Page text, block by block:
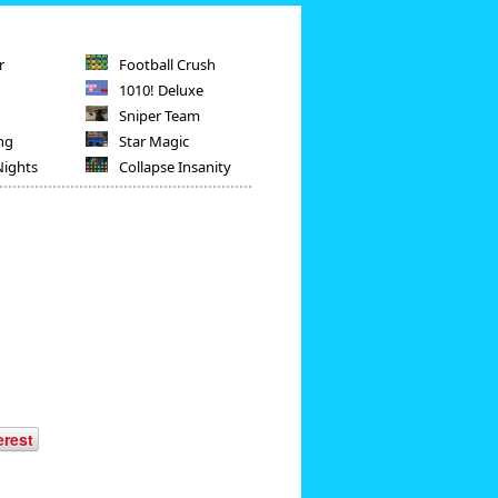
Football Crush
1010! Deluxe
Sniper Team
Star Magic
Collapse Insanity